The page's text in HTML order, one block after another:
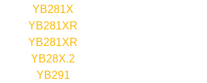
YB281X
YB281XR
YB281XR
YB28X.2
YB291